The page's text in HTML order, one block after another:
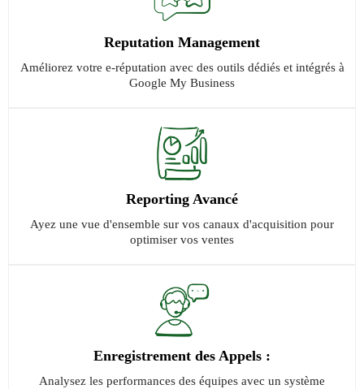
Reputation Management
Améliorez votre e-réputation avec des outils dédiés et intégrés à
Google My Business
Reporting Avancé
Ayez une vue d'ensemble sur vos canaux d'acquisition pour
optimiser vos ventes
Enregistrement des Appels :
Analysez les performances des équipes avec un système